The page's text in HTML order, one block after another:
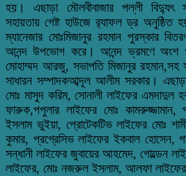
হয়। এছাড়া মৌলবীবাজার পল্লী বিদ্যুৎ
সহায়তায় গেষ্ট হাউজে র‌্যাফল ড্র অনুষ্ঠিত
ম্যানেজার মোঃমিজানুর রহমান পুরস্কার
আনন্দ উপভোগ করে। আনন্দ ভ্রমণে অংশ
মোহাম্মদ আরজু, সভাপতি মিজানুর
সাধারন সম্পাদকআব্দূল আলীম সরকার।
মোঃ মাসুদ করিম, সোনালী লাইফের এমদাদুল
ফারুক,পপুলার লাইফের মোঃ
ইসলাম ভুইয়া, প্রোটেকটিভ লাইফের মোঃ
কুমার, প্রগ্রেসিভ লাইফের ইকবাল হোসেন,
সন্ধানী লাইফের জুবায়ের আহমেদ, গোল্ডেন
লাইফের, মোঃ নজরুল ইসলাম, আলফা